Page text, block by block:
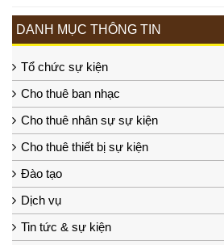
DANH MỤC THÔNG TIN
Tổ chức sự kiện
Cho thuê ban nhạc
Cho thuê nhân sự sự kiện
Cho thuê thiết bị sự kiện
Đào tạo
Dịch vụ
Tin tức & sự kiện